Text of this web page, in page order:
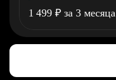
1 499 ₽ за 3 месяца